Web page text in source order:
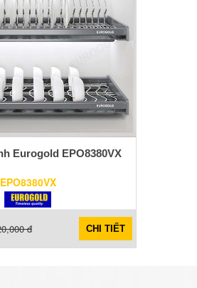
Eurogold EPO8380VX
EPO8380VX
đ CHI TIẾT